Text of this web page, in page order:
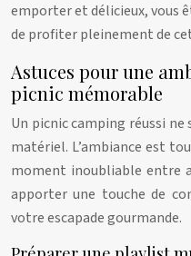
emporter et délicieux, vous
de profiter pleinement de
Astuces pour une
picnic mémorable
Un picnic camping réussi
matériel. L’ambiance est
moment inoubliable entre
apporter une touche de
votre escapade gourmande.